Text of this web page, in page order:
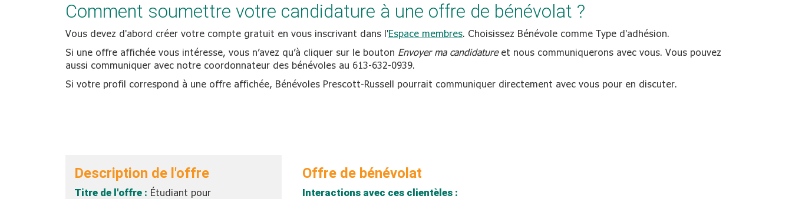
Comment soumettre votre candidature à une offre de bénévolat ?
Vous devez d'abord créer votre compte gratuit en vous inscrivant dans l'Espace membres. Choisissez Bénévole comme Type d'adhésion.
Si une offre affichée vous intéresse, vous n’avez qu’à cliquer sur le bouton Envoyer ma candidatureet nous communiquerons avec vous. Vous pouvez
aussi communiquer avec notre coordonnateur des bénévoles au 613-632-0939.
Si votre profil correspond à une offre affichée, Bénévoles Prescott-Russell pourrait communiquer directement avec vous pour en discuter.
Description de l'offre
Titre de l'offre : Étudiant pour
Offre de bénévolat
Interactions avec ces clientèles :